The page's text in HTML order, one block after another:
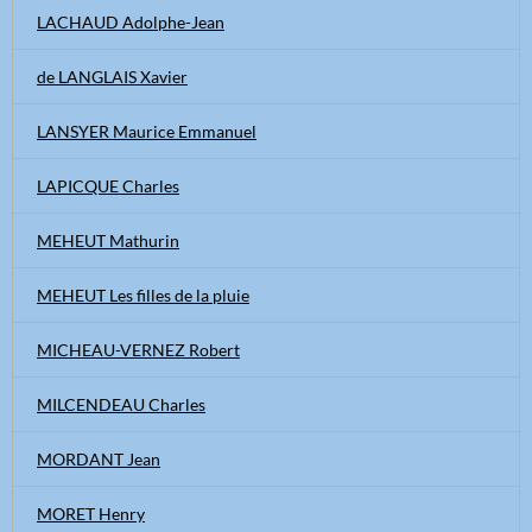
LACHAUD Adolphe-Jean
de LANGLAIS Xavier
LANSYER Maurice Emmanuel
LAPICQUE Charles
MEHEUT Mathurin
MEHEUT Les filles de la pluie
MICHEAU-VERNEZ Robert
MILCENDEAU Charles
MORDANT Jean
MORET Henry